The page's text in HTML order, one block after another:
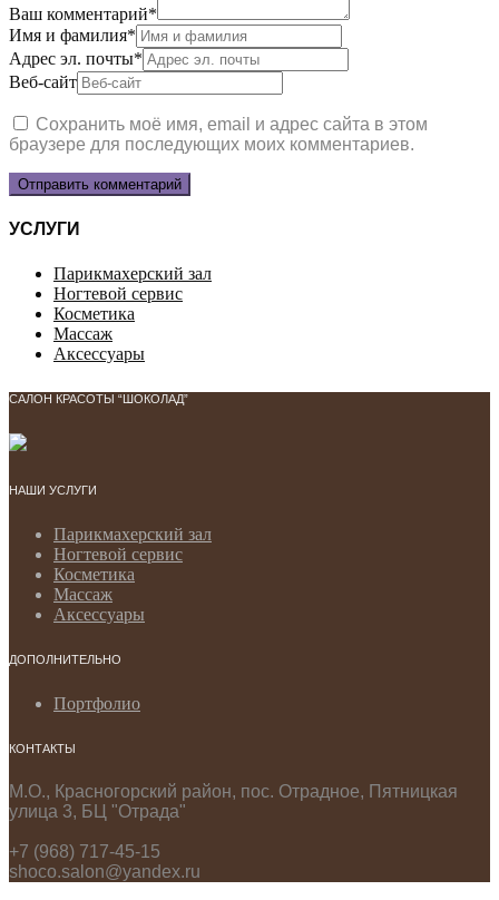
Ваш комментарий*
Имя и фамилия*
Адрес эл. почты*
Веб-сайт
Сохранить моё имя, email и адрес сайта в этом
браузере для последующих моих комментариев.
УСЛУГИ
Парикмахерский зал
Ногтевой сервис
Косметика
Массаж
Аксессуары
САЛОН КРАСОТЫ “ШОКОЛАД”
НАШИ УСЛУГИ
Парикмахерский зал
Ногтевой сервис
Косметика
Массаж
Аксессуары
ДОПОЛНИТЕЛЬНО
Портфолио
КОНТАКТЫ
М.О., Красногорский район, пос. Отрадное, Пятницкая
улица 3, БЦ "Отрада"
+7 (968) 717-45-15
shoco.salon@yandex.ru